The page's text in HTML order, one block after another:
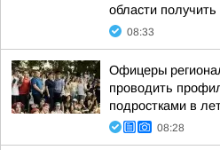
области
08:33
Офицеры
проводить
подростками в
08:28